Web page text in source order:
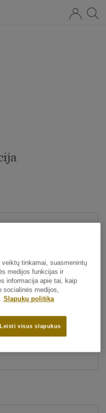
tinkamai, suasmenintų
medijos funkcijas ir
informacija apie tai, kaip
socialinės medijos,
Slapukų politika
Leisti visus slapukus